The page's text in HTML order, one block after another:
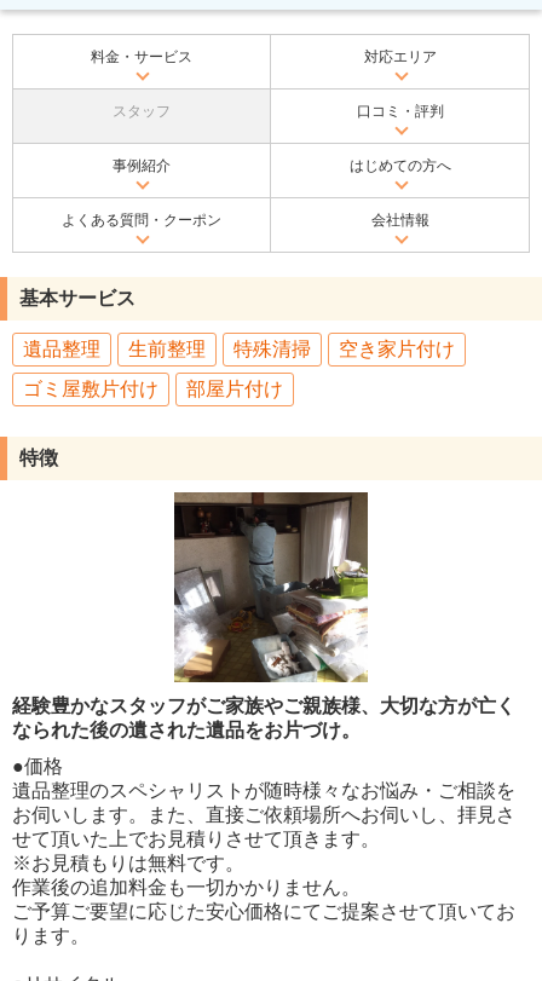
料金・サービス 対応エリア
スタッフ 口コミ・評判
事例紹介 はじめての方へ
よくある質問・クーポン 会社情報
基本サービス
遺品整理 生前整理 特殊清掃
空き家片付け
ゴミ屋敷片付け
部屋片付け
特徴
経験豊かなスタッフがご家族やご親族様、大切な方が亡く
なられた後の遺された遺品をお片づけ。
●価格
遺品整理のスペシャリストが随時様々なお悩み・ご相談を
お伺いします。また、直接ご依頼場所へお伺いし、拝見さ
せて頂いた上でお見積りさせて頂きます。
※お見積もりは無料です。
作業後の追加料金も一切かかりません。
ご予算ご要望に応じた安心価格にてご提案させて頂いてお
ります。